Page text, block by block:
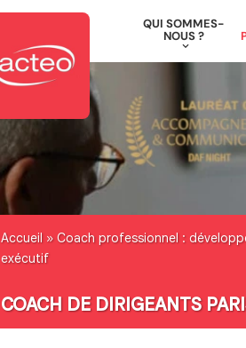
QUI SOMMES-
NOUS ?
Accueil »Coach professionnel :
exécutif
COACH DE DIRIGEANTS